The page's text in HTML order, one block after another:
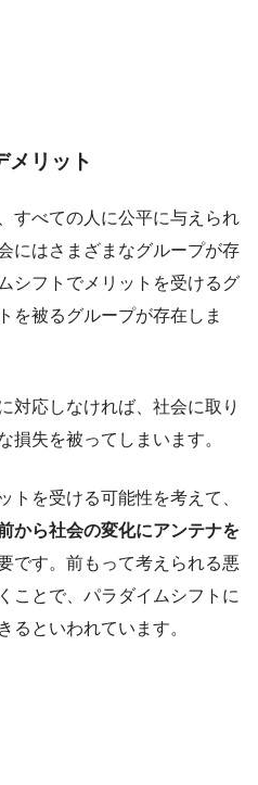
メリット
すべての人に公平に与えられ
にはさまざまなグループが存
シフトでメリットを受けるグ
を被るグループが存在しま
対応しなければ、社会に取り
損失を被ってしまいます。
トを受ける可能性を考えて、
から社会の変化にアンテナを
です。前もって考えられる悪
ことで、パラダイムシフトに
るといわれています。